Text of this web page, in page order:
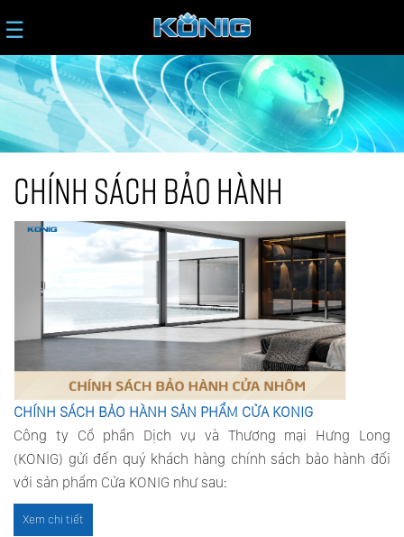
☰
CHÍNH SÁCH BẢO HÀNH
CHÍNH SÁCH BẢO HÀNH SẢN PHẨM CỬA KONIG
Công ty Cổ phần Dịch vụ và Thương mại Hưng Long
(KONIG) gửi đến quý khách hàng chính sách bảo hành đối
với sản phẩm Cửa KONIG như sau:
Xem chi tiết